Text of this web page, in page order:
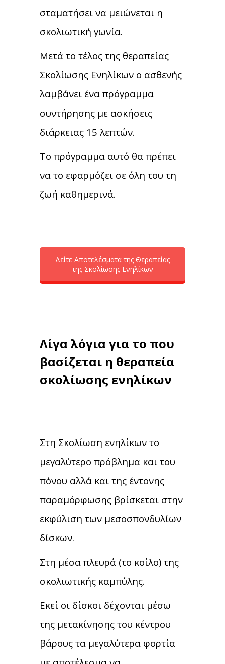
σταματήσει να μειώνεται η
σκολιωτική γωνία.
Μετά το τέλος της θεραπείας
Σκολίωσης Ενηλίκων ο ασθενής
λαμβάνει ένα πρόγραμμα
συντήρησης με ασκήσεις
διάρκειας 15 λεπτών.
Το πρόγραμμα αυτό θα πρέπει
να το εφαρμόζει σε όλη του τη
ζωή καθημερινά.
Δείτε Αποτελέσματα της Θεραπείας
της Σκολίωσης Ενηλίκων
Λίγα λόγια για το που
βασίζεται η θεραπεία
σκολίωσης ενηλίκων
Στη Σκολίωση ενηλίκων το
μεγαλύτερο πρόβλημα και του
πόνου αλλά και της έντονης
παραμόρφωσης βρίσκεται στην
εκφύλιση των μεσοσπονδυλίων
δίσκων.
Στη μέσα πλευρά (το κοίλο) της
σκολιωτικής καμπύλης.
Εκεί οι δίσκοι δέχονται μέσω
της μετακίνησης του κέντρου
βάρους τα μεγαλύτερα φορτία